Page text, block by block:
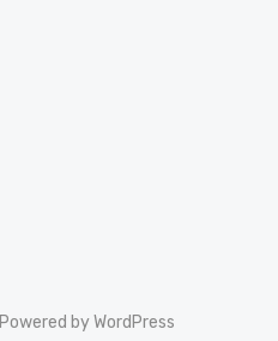
Powered by WordPress